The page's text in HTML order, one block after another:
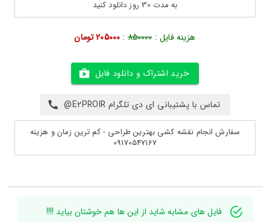
به مدت 30 روز دانلود کنید
هزینه فایل :850000
: 205000 تومان
خرید اشتراک و دانلود فایل
تماس با پشتیبانی ای دی تلگرام E2PROIR@
سفارش انجام نقشه کشی بهترین طراحی - کم ترین زمان و هزینه
09170547167
فایل های مشابه شاید از این ها هم خوشتان بیاید !!!!